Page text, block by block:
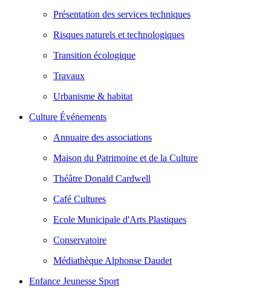
Présentation des services techniques
Risques naturels et technologiques
Transition écologique
Travaux
Urbanisme & habitat
Culture Événements
Annuaire des associations
Maison du Patrimoine et de la Culture
Théâtre Donald Cardwell
Café Cultures
Ecole Municipale d'Arts Plastiques
Conservatoire
Médiathèque Alphonse Daudet
Enfance Jeunesse Sport